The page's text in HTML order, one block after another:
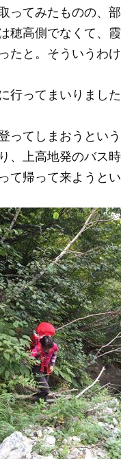
ってみたものの、
穂高側でなくて、
たと。そういうわけ
行ってまいりました
ってしまおうとい
、上高地発のバス
て帰って来ようと